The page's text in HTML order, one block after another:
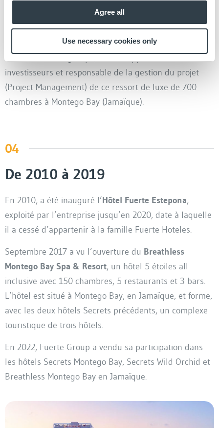
Agree all
Use necessary cookies only
Fuerte Group a traversé l’Atlantique en 2009
a commencé la construction de l’Hôtel Secrets
Montego Bay Jamaica.Cet établissement est le pari
investisseurs et responsable de la gestion du projet
(Project Management) de ce ressort de luxe de 700
chambres à Montego Bay (Jamaïque).
04
De 2010 à 2019
En 2010, a été inauguré l’Hôtel Fuerte Estepona,
exploité par l’entreprise jusqu’en 2020, date à laquelle
il a cessé d’appartenir à la famille Fuerte Hoteles.
Septembre 2017 a vu l’ouverture du Breathless
Montego Bay Spa & Resort, un hôtel 5 étoiles all
inclusive avec 150 chambres, 5 restaurants et 3 bars.
L’hôtel est situé à Montego Bay, en Jamaïque, et forme,
avec les deux hôtels Secrets précédents, un complexe
touristique de trois hôtels.
En 2022, Fuerte Group a vendu sa participation dans
les hôtels Secrets Montego Bay, Secrets Wild Orchid et
Breathless Montego Bay en Jamaïque.